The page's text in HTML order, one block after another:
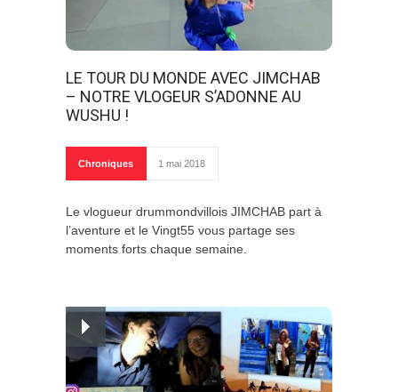
LE TOUR DU MONDE AVEC JIMCHAB
– NOTRE VLOGEUR S’ADONNE AU
WUSHU !
Chroniques 1 mai 2018
Le vlogueur drummondvillois JIMCHAB part à
l’aventure et le Vingt55 vous partage ses
moments forts chaque semaine.